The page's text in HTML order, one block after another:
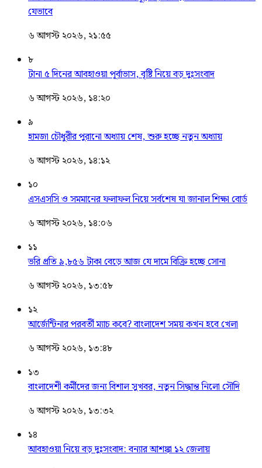
যেভাবে
৬ আগস্ট ২০২৬, ২১:৫৫
৮
টানা ৫ দিনের আবহাওয়া পূর্বাভাস, বৃষ্টি নিয়ে বড় দুঃসংবাদ
৬ আগস্ট ২০২৬, ১৪:২০
৯
হামজা চৌধুরীর পুরানো অধ্যায় শেষ, শুরু হচ্ছে নতুন অধ্যায়
৬ আগস্ট ২০২৬, ১৪:১২
১০
এসএসসি ও সমমানের ফলাফল নিয়ে সর্বশেষ যা জানাল শিক্ষা বোর্ড
৬ আগস্ট ২০২৬, ১৪:০৬
১১
ভরি প্রতি ৯,৮৫৬ টাকা বেড়ে আজ যে দামে বিক্রি হচ্ছে সোনা
৬ আগস্ট ২০২৬, ১৩:৫৮
১২
আর্জেন্টিনার পরবর্তী ম্যাচ কবে? বাংলাদেশ সময় কখন হবে খেলা
৬ আগস্ট ২০২৬, ১৩:৪৮
১৩
বাংলাদেশী কর্মীদের জন্য বিশাল সুখবর, নতুন সিদ্ধান্ত নিলো সৌদি
৬ আগস্ট ২০২৬, ১৩:৩২
১৪
আবহাওয়া নিয়ে বড় দুঃসংবাদ: বন্যার আশঙ্কা ১২ জেলায়